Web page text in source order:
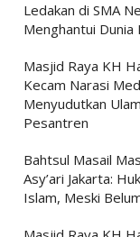
Ledakan di SMA
Menghantui Dunia
Masjid Raya KH
Kecam Narasi
Menyudutkan
Pesantren
Bahtsul Masail
Asy’ari Jakarta:
Islam, Meski